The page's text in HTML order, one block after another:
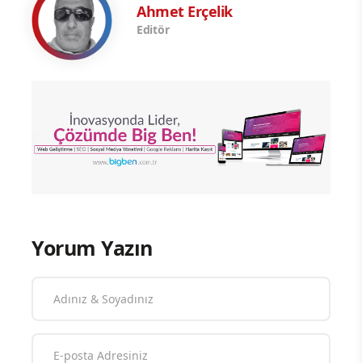
Ahmet Erçelik
Editör
Yorum Yazın